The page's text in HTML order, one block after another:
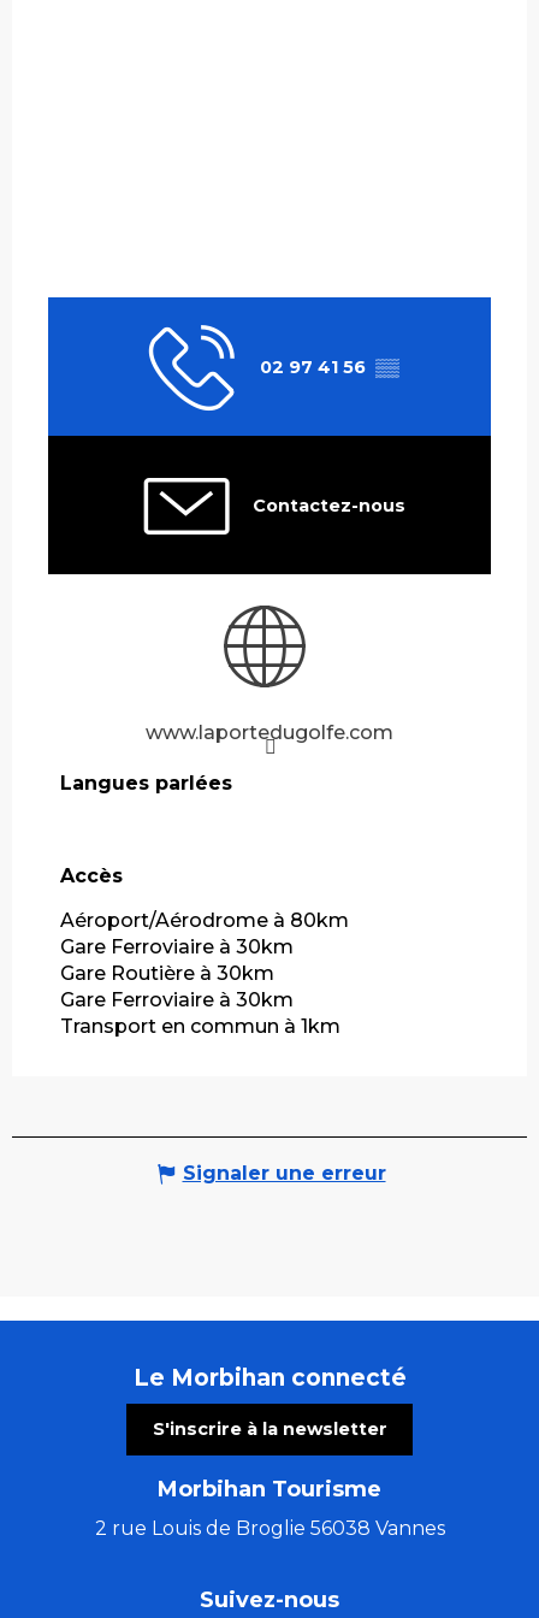
02 97 41 56 ▒▒
Contactez-nous
www.laportedugolfe.com
Langues parlées
Langues parlées
Accès
Accès
Aéroport/Aérodrome à 80km
Gare Ferroviaire à 30km
Gare Routière à 30km
Gare Ferroviaire à 30km
Transport en commun à 1km
Signaler une erreur
Le Morbihan connecté
S'inscrire à la newsletter
Morbihan Tourisme
2 rue Louis de Broglie 56038 Vannes
Suivez-nous